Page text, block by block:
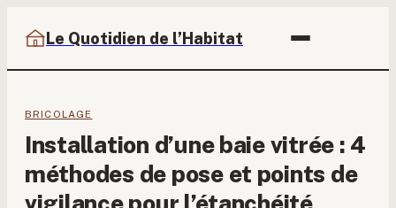
Le Quotidien de l’Habitat
BRICOLAGE
Installation d’une baie vitrée : 4
méthodes de pose et points de